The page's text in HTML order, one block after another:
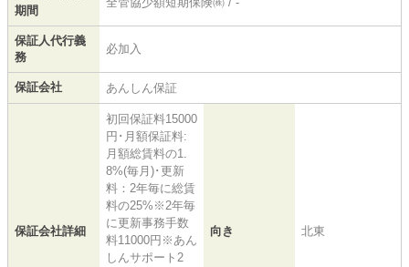
期間
保証人代行義
務
必加入
保証会社 あんしん保証
保証会社詳細
初回保証料15000
円･月額保証料:
月額総賃料の1.
8%(毎月)･更新
料：2年毎に総賃
料の25%※2年毎
に更新事務手数
料11000円※あん
しんサポート2
向き 北東